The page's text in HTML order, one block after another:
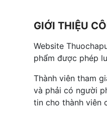
GIỚI THIỆU
Website
phẩm được phép
Thành viên tham
và phải có người
tin cho thành viên